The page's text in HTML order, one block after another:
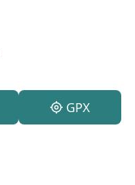
my_location GPX